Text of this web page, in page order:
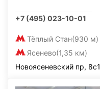
+7 (495) 023-10-01
Тёплый Стан(930 м)
Ясенево(1,35 км)
Новоясеневский пр, 8с1